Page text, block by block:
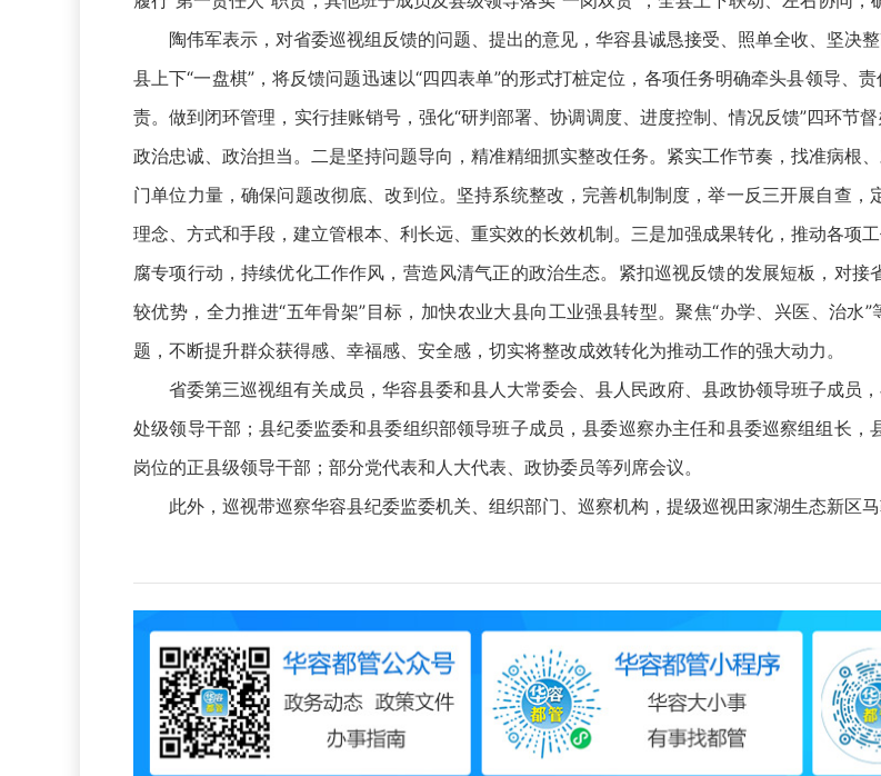
陶伟军表示，对省委巡视组反馈的问题、提出的意见，华容县诚恳接受、照单全收、坚决
县上下“一盘棋”，将反馈问题迅速以“四四表单”的形式打桩定位，各项任务明确牵头县领导、
责。做到闭环管理，实行挂账销号，强化“研判部署、协调调度、进度控制、情况反馈”四环节
政治忠诚、政治担当。二是坚持问题导向，精准精细抓实整改任务。紧实工作节奏，找准病根
门单位力量，确保问题改彻底、改到位。坚持系统整改，完善机制制度，举一反三开展自查，
理念、方式和手段，建立管根本、利长远、重实效的长效机制。三是加强成果转化，推动各项
腐专项行动，持续优化工作作风，营造风清气正的政治生态。紧扣巡视反馈的发展短板，对接
较优势，全力推进“五年骨架”目标，加快农业大县向工业强县转型。聚焦“办学、兴医、治水
题，不断提升群众获得感、幸福感、安全感，切实将整改成效转化为推动工作的强大动力。
省委第三巡视组有关成员，华容县委和县人大常委会、县人民政府、县政协领导班子成员
处级领导干部；县纪委监委和县委组织部领导班子成员，县委巡察办主任和县委巡察组组长
岗位的正县级领导干部；部分党代表和人大代表、政协委员等列席会议。
此外，巡视带巡察华容县纪委监委机关、组织部门、巡察机构，提级巡视田家湖生态新区马